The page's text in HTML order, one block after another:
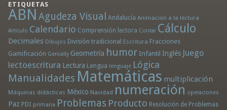
ETIQUETAS
ABN Agudeza Visual Andalucía Animación a la lectura
Artículo Calendario Comprensión lectora Contar Cálculo
Decimales Dibujos División tradicional Escritura Fracciones
Gamificación Genially Geometría humor Infantil Inglés Juego
lectoescritura Lectura Lengua lenguaje Lógica
Manualidades Matemáticas multiplicación
Máquinas didácticas México Navidad numeración operaciones
Paz PDI primaria Problemas Producto Resolución de Problemas